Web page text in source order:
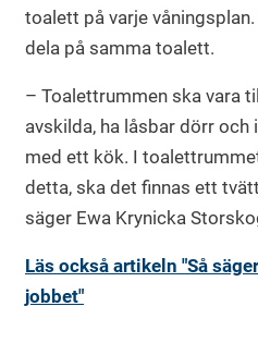
toalett på varje
dela på samma toalett.
– Toalettrummen ska vara
avskilda, ha låsbar dörr
med ett kök. I
detta, ska det finnas ett
säger Ewa Krynicka
Läs också artikeln "Så
jobbet"